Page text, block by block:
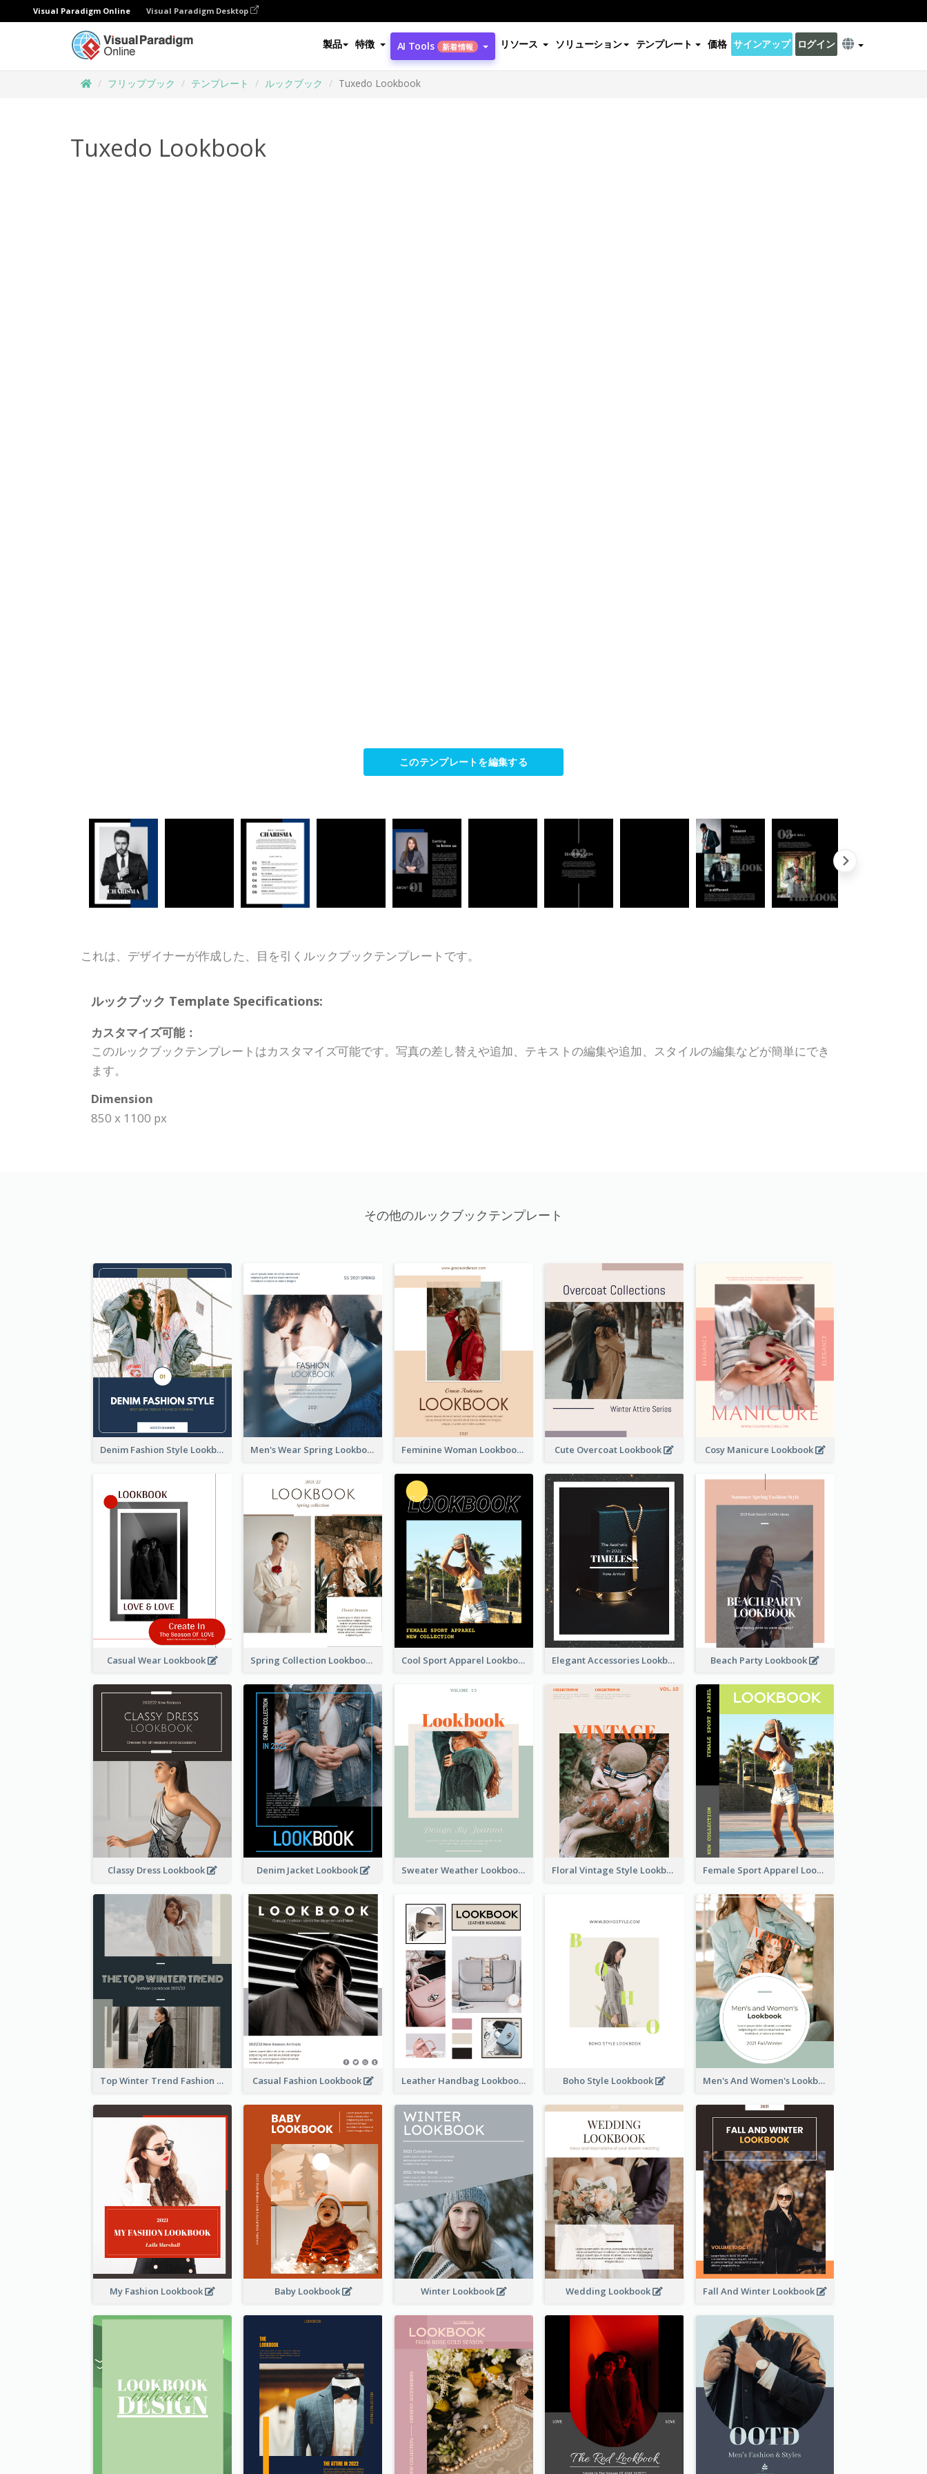
Visual Paradigm Online Visual Paradigm Desktop
製品 特徴 AI Tools 新着情報 リソース ソリューション テンプレート 価格 サインアップ ログイン
フリップブック テンプレート ルックブック Tuxedo Lookbook
Tuxedo Lookbook
このテンプレートを編集する
これは、デザイナーが作成した、目を引くルックブックテンプレートです。
ルックブック Template Specifications:
カスタマイズ可能：
このルックブックテンプレートはカスタマイズ可能です。写真の差し替えや追加、テキストの編集や追加、スタイルの編集などが簡単にでき
ます。
Dimension
850 x 1100 px
その他のルックブックテンプレート
Denim Fashion Style Lookbook Men's Wear Spring Lookbook Feminine Woman Lookbook Cute Overcoat Lookbook Cosy Manicure Lookbook
Casual Wear Lookbook Spring Collection Lookbook Cool Sport Apparel Lookbook Elegant Accessories Lookbook Beach Party Lookbook
Classy Dress Lookbook Denim Jacket Lookbook Sweater Weather Lookbook Floral Vintage Style Lookbook Female Sport Apparel Lookbook
Top Winter Trend Fashion Lookbook Casual Fashion Lookbook Leather Handbag Lookbook Boho Style Lookbook Men's And Women's Lookbook
My Fashion Lookbook Baby Lookbook Winter Lookbook Wedding Lookbook Fall And Winter Lookbook